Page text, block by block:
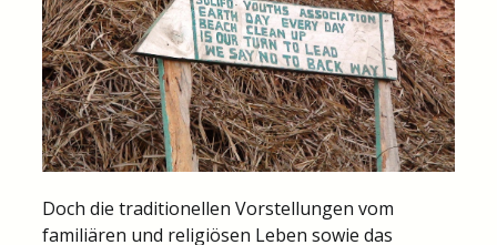
Doch die traditionellen Vorstellungen vom
familiären und religiösen Leben sowie das